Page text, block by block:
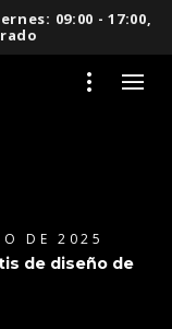
09:00 - 17:00,
DE 2025
de diseño de